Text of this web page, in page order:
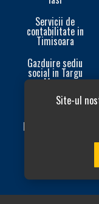
Site-ul
Servicii de
contabilitate in
Timisoara
Gazduire sediu
social in Targu
Mures
Alte Servicii
Etapele infiintarii